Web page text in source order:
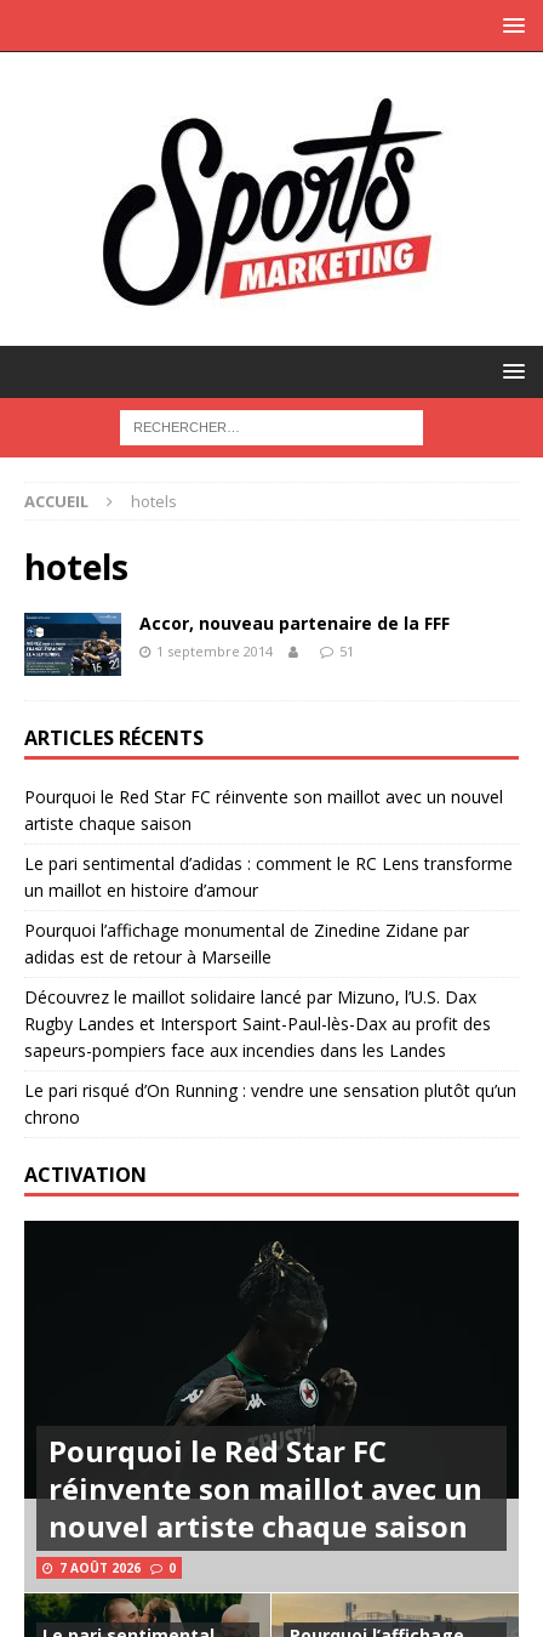
ACCUEIL hotels
hotels
Accor, nouveau partenaire de la FFF
1 septembre 2014 51
ARTICLES RÉCENTS
Pourquoi le Red Star FC réinvente son maillot avec un nouvel
artiste chaque saison
Le pari sentimental d’adidas : comment le RC Lens transforme
un maillot en histoire d’amour
Pourquoi l’affichage monumental de Zinedine Zidane par
adidas est de retour à Marseille
Découvrez le maillot solidaire lancé par Mizuno, l’U.S. Dax
Rugby Landes et Intersport Saint-Paul-lès-Dax au profit des
sapeurs-pompiers face aux incendies dans les Landes
Le pari risqué d’On Running : vendre une sensation plutôt qu’un
chrono
ACTIVATION
Pourquoi le Red Star FC
réinvente son maillot avec un
nouvel artiste chaque saison
7 AOÛT 2026 0